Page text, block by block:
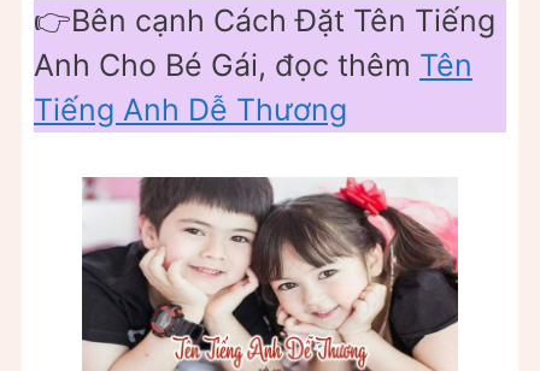
👉Bên cạnh Cách Đặt Tên Tiếng
Anh Cho Bé Gái, đọc thêm Tên
Tiếng Anh Dễ Thương